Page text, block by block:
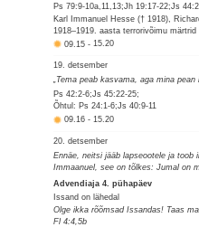
Ps 79:9-10a,11,13;Jh 19:17-22;Js
Karl Immanuel Hesse († 1918),
1918–1919. aasta terrorivõimu märtrid
09.15-15.20
19. detsember
„Tema peab kasvama, aga mina
Ps 42:2-6;Js 45:22-25;
Õhtul: Ps 24:1-6;Js 40:9-11
09.16-15.20
20. detsember
Ennäe, neitsi jääb lapseootele ja toob
Immaanuel, see on tõlkes: Jumal on
Advendiaja 4. pühapäev
Issand on lähedal
Olge ikka rõõmsad Issandas! Taas
Fl 4:4,5b